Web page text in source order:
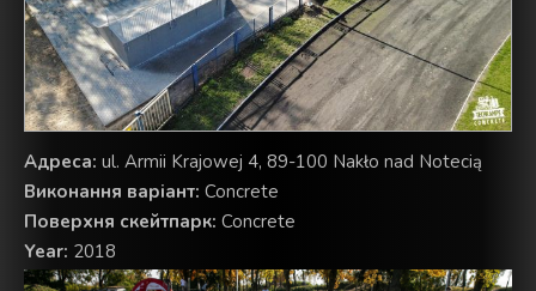
Aдреса: ul. Armii Krajowej 4, 89-100 Nakło nad Notecią
Виконання варіант: Concrete
Поверхня скейтпарк: Concrete
Year: 2018